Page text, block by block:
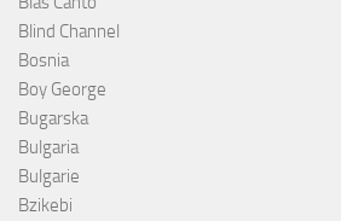
Blind Channel
Bosnia
Boy George
Bugarska
Bulgaria
Bulgarie
Bzikebi